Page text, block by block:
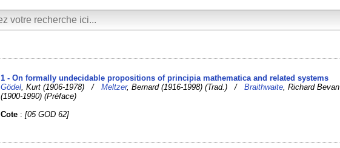
1 - On formally undecidable propositions of principia mathematica and related systems
Gödel , Kurt (1906-1978) /Meltzer, Bernard (1916-1998) (Trad.) /Braithwaite , Richard Bevan
(1900-1990) (Préface)
Cote :[05 GOD 62]